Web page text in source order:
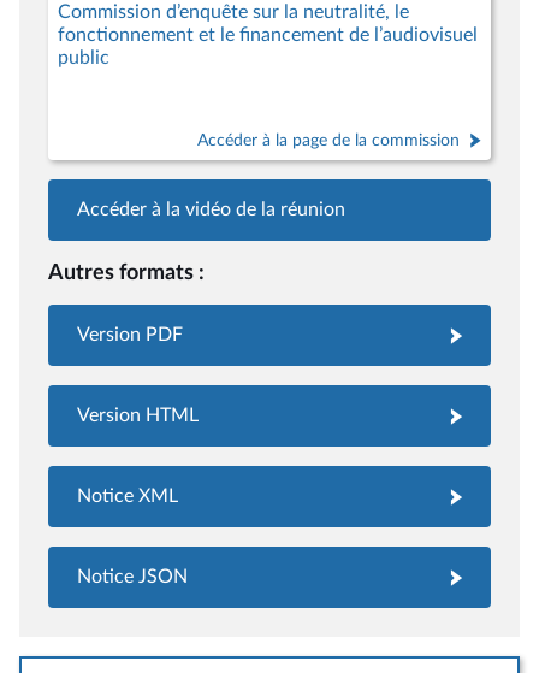
Commission d’enquête sur la neutralité, le
fonctionnement et le financement de l’audiovisuel
public
Accéder à la page de la commission
Accéder à la vidéo de la réunion
Autres formats :
Version PDF
Version HTML
Notice XML
Notice JSON